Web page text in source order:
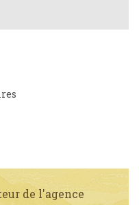
de l'agence